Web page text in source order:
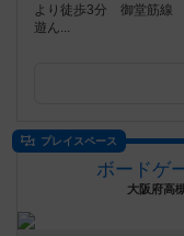
より徒歩3分 御堂筋線
遊ん...
プレイスペース
ボードゲ
大阪府高